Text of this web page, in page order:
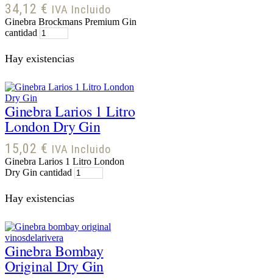
34,12 € IVA Incluido
Ginebra Brockmans Premium Gin
cantidad
Hay existencias
Ginebra Larios 1 Litro
London Dry Gin
15,02 € IVA Incluido
Ginebra Larios 1 Litro London
Dry Gin cantidad
Hay existencias
Ginebra Bombay
Original Dry Gin